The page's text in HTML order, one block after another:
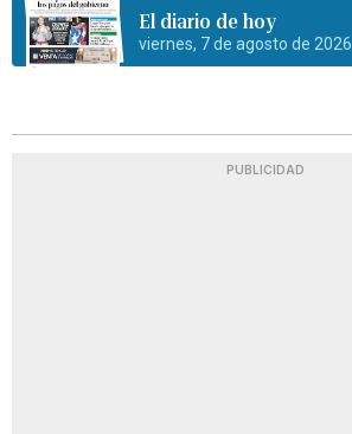
El diario de hoy
viernes, 7 de agosto de 2026
PUBLICIDAD